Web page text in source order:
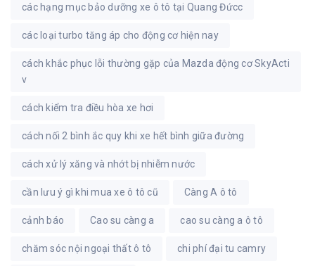
các hạng mục bảo dưỡng xe ô tô tại Quang Đứcc
các loại turbo tăng áp cho động cơ hiện nay
cách khắc phục lỗi thường gặp của Mazda động cơ SkyActi
v
cách kiểm tra điều hòa xe hơi
cách nối 2 bình ắc quy khi xe hết bình giữa đường
cách xử lý xăng và nhớt bị nhiễm nước
cần lưu ý gì khi mua xe ô tô cũ Càng A ô tô
cảnh báo Cao su càng a cao su càng a ô tô
chăm sóc nội ngoại thất ô tô chi phí đại tu camry